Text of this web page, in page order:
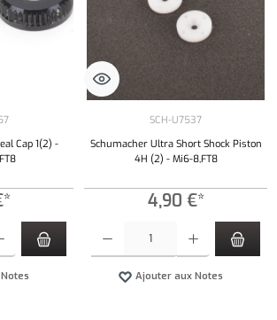
Cap 1(2) -
SCH-U7537
Schumacher Ultra Short Shock Piston
4H (2) - Mi6-8,FT8
4,90 €*
Ajouter aux Notes